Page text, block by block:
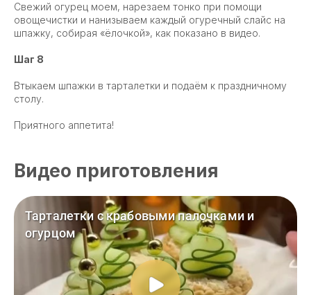
Свежий огурец моем, нарезаем тонко при помощи
овощечистки и нанизываем каждый огуречный слайс на
шпажку, собирая «ёлочкой», как показано в видео.
Шаг 8
Втыкаем шпажки в тарталетки и подаём к праздничному
столу.
Приятного аппетита!
Видео приготовления